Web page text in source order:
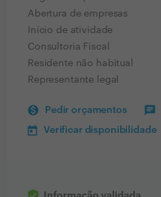
Abertura de empresas
Início de atividade
Consultoria Fiscal
Residente não habitual
Representante legal
Pedir orçamentos
Verificar disponibilidade
Informação validada